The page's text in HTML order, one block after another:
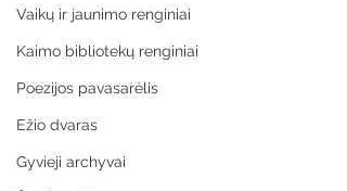
Vaikų ir jaunimo renginiai
Kaimo bibliotekų renginiai
Poezijos pavasarėlis
Ežio dvaras
Gyvieji archyvai